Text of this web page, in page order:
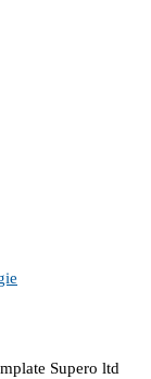
Supero ltd